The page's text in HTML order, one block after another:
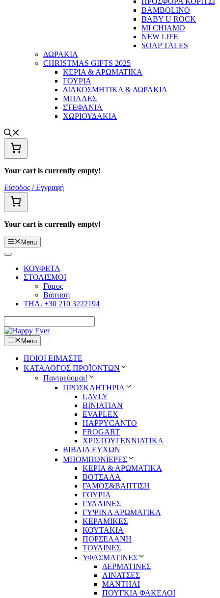
BAMBOLINO
BABY U ROCK
MI CHIAMO
NEW LIFE
SOAP TALES
ΔΩΡΑΚΙΑ
CHRISTMAS GIFTS 2025
ΚΕΡΙΑ & ΑΡΩΜΑΤΙΚΑ
ΓΟΥΡΙΑ
ΔΙΑΚΟΣΜΗΤΙΚΑ & ΔΩΡΑΚΙΑ
ΜΠΑΛΕΣ
ΣΤΕΦΑΝΙΑ
ΧΩΡΙΟΥΔΑΚΙΑ
Your cart is currently empty!
Είσοδος / Εγγραφή
Your cart is currently empty!
Menu
ΚΟΥΦΕΤΑ
ΣΤΟΛΙΣΜΟΙ
Γάμος
Βάπτιση
ΤΗΛ. +30 210 3222194
Menu
ΠΟΙΟΙ ΕΙΜΑΣΤΕ
ΚΑΤΑΛΟΓΟΣ ΠΡΟΪΟΝΤΩΝ
Παντρεύομαι!
ΠΡΟΣΚΛΗΤΗΡΙΑ
LAVLY
BINIATIAN
EVAPLEX
HAPPYCANTO
FROGART
ΧΡΙΣΤΟΥΓΕΝΝΙΑΤΙΚΑ
ΒΙΒΛΙΑ ΕΥΧΩΝ
ΜΠΟΜΠΟΝΙΕΡΕΣ
ΚΕΡΙΑ & ΑΡΩΜΑΤΙΚΑ
ΒΟΤΣΑΛΑ
ΓΑΜΟΣ&ΒΑΠΤΙΣΗ
ΓΟΥΡΙΑ
ΓΥΑΛΙΝΕΣ
ΓΥΨΙΝΑ ΑΡΩΜΑΤΙΚΑ
ΚΕΡΑΜΙΚΕΣ
ΚΟΥΤΑΚΙΑ
ΠΟΡΣΕΛΑΝΗ
ΤΟΥΛΙΝΕΣ
ΥΦΑΣΜΑΤΙΝΕΣ
ΔΕΡΜΑΤΙΝΕΣ
ΛΙΝΑΤΣΕΣ
ΜΑΝΤΗΛΙ
ΠΟΥΓΚΙΑ ΦΑΚΕΛΟΙ